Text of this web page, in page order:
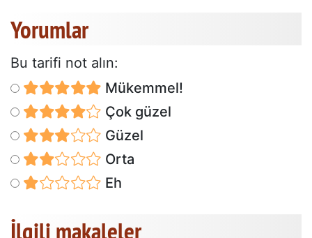
Yorumlar
Bu tarifi not alın:
Mükemmel!
Çok güzel
Güzel
Orta
Eh
İlgili makaleler